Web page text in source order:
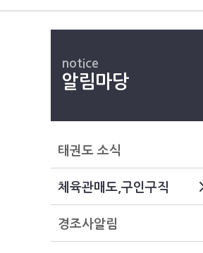
notice
알림마당
태권도 소식
체육관매도,구인구직
경조사알림